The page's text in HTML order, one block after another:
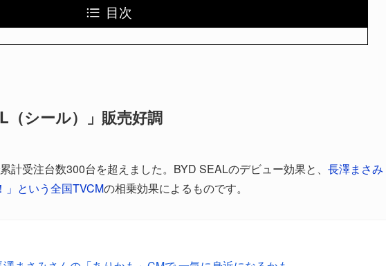
目次
シール）」販売好調
計受注台数300台を超えました。BYD SEALのデビュー効果と、 長澤まさみ
」という全国TVCMの相乗効果によるものです。